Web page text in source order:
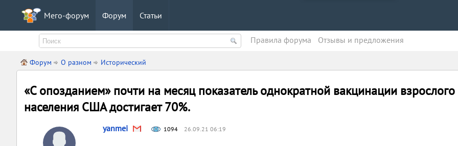
Мего-форум Форум Статьи
Правила форума Oтзывы и предложения
Форум О разном Исторический
«С опозданием» почти на месяц показатель однократной вакцинации взрослого
населения США достигает 70%.
yanmei 1094 26.09.21 06:19